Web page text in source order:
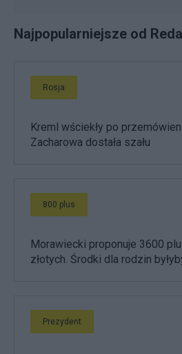
Najpopularniejsze od
Rosja
Kreml wściekły po
Zacharowa dostała szału
800 plus
Morawiecki proponuje 3600
złotych. Środki dla rodzin
Prezydent